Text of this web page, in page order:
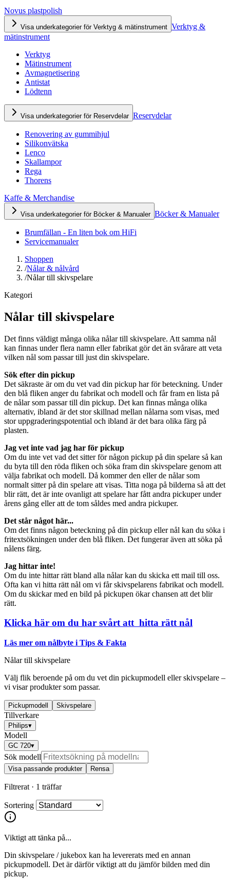
Novus plastpolish
Visa underkategorier för Verktyg & mätinstrument Verktyg &
mätinstrument
Verktyg
Mätinstrument
Avmagnetisering
Antistat
Lödtenn
Visa underkategorier för Reservdelar Reservdelar
Renovering av gummihjul
Silikonvätska
Lenco
Skallampor
Rega
Thorens
Kaffe & Merchandise
Visa underkategorier för Böcker & Manualer Böcker & Manualer
Brumfällan - En liten bok om HiFi
Servicemanualer
Shoppen
/Nålar & nålvård
/Nålar till skivspelare
Kategori
Nålar till skivspelare
Det finns väldigt många olika nålar till skivspelare. Att samma nål
kan finnas under flera namn eller fabrikat gör det än svårare att veta
vilken nål som passar till just din skivspelare.
Sök efter din pickup
Det säkraste är om du vet vad din pickup har för beteckning. Under
den blå fliken anger du fabrikat och modell och får fram en lista på
de nålar som passar till din pickup. Det kan finnas många olika
alternativ, ibland är det stor skillnad mellan nålarna som visas, med
stor uppgraderingspotential och ibland är det bara olika färg på
plasten.
Jag vet inte vad jag har för pickup
Om du inte vet vad det sitter för någon pickup på din spelare så kan
du byta till den röda fliken och söka fram din skivspelare genom att
välja fabrikat och modell. Då kommer den eller de nålar som
normalt sitter på din spelare att visas. Titta noga på bilderna så att det
blir rätt, det är inte ovanligt att spelare har fått andra pickuper under
årens gång eller att de tom såldes med andra pickuper.
Det står något här...
Om det finns någon beteckning på din pickup eller nål kan du söka i
fritextsökningen under den blå fliken. Det fungerar även att söka på
nålens färg.
Jag hittar inte!
Om du inte hittar rätt bland alla nålar kan du skicka ett mail till oss.
Ofta kan vi hitta rätt nål om vi får skivspelarens fabrikat och modell.
Om du skickar med en bild på pickupen ökar chansen att det blir
rätt.
Klicka här om du har svårt att hitta rätt nål
Läs mer om nålbyte i Tips & Fakta
Nålar till skivspelare
Välj flik beroende på om du vet din pickupmodell eller skivspelare –
vi visar produkter som passar.
Pickupmodell Skivspelare
Tillverkare
Philips▾
Modell
GC 720▾
Sök modell
Visa passande produkter Rensa
Filtrerat · 1 träffar
Sortering
Viktigt att tänka på...
Din skivspelare / jukebox kan ha levererats med en annan
pickupmodell. Det är därför viktigt att du jämför bilden med din
pickup.